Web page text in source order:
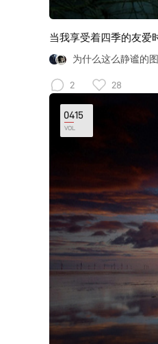
当我享受着四季的友
2 28
0415
VOL